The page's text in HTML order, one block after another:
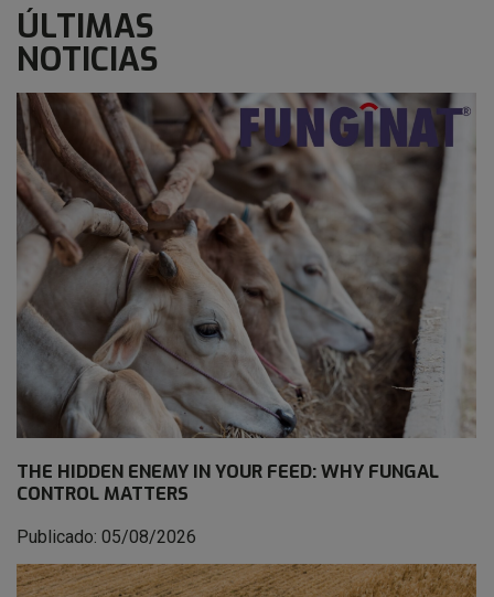
ÚLTIMAS
NOTICIAS
THE HIDDEN ENEMY IN YOUR FEED: WHY FUNGAL
CONTROL MATTERS
Publicado: 05/08/2026